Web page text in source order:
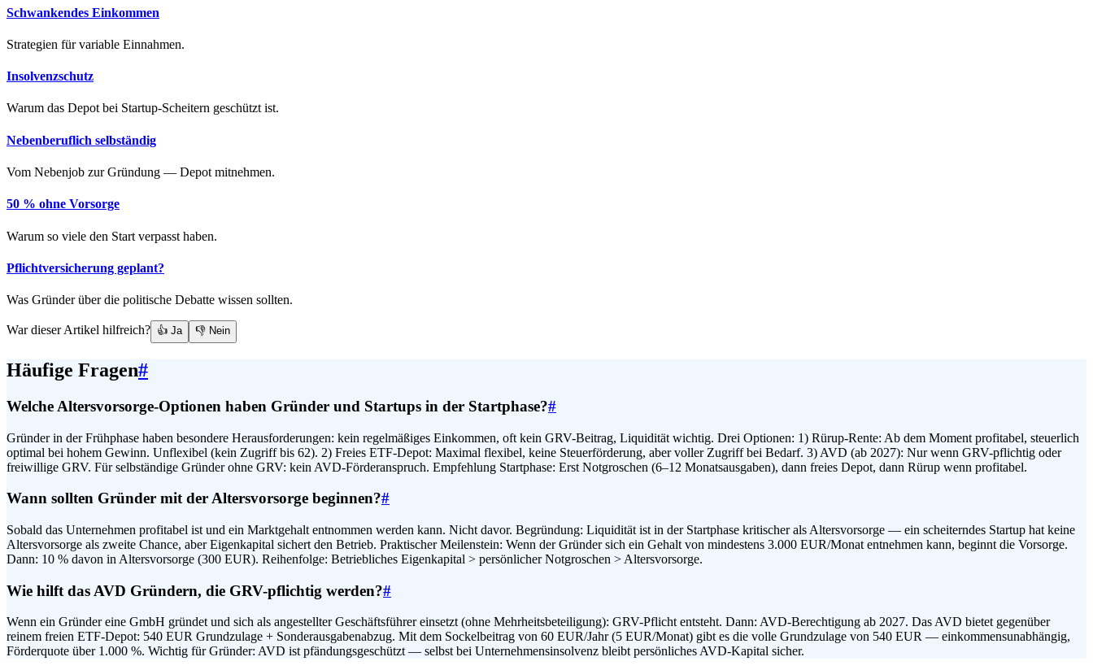
Schwankendes Einkommen
Strategien für variable Einnahmen.
Insolvenzschutz
Warum das Depot bei Startup-Scheitern geschützt ist.
Nebenberuflich selbständig
Vom Nebenjob zur Gründung — Depot mitnehmen.
50 % ohne Vorsorge
Warum so viele den Start verpasst haben.
Pflichtversicherung geplant?
Was Gründer über die politische Debatte wissen sollten.
War dieser Artikel hilfreich? 👍 Ja 👎 Nein
Häufige Fragen#
Welche Altersvorsorge-Optionen haben Gründer und Startups in der Startphase?#
Gründer in der Frühphase haben besondere Herausforderungen: kein regelmäßiges Einkommen, oft kein GRV-Beitrag, Liquidität wichtig. Drei Optionen: 1) Rürup-Rente: Ab dem Moment profitabel, steuerlich
optimal bei hohem Gewinn. Unflexibel (kein Zugriff bis 62). 2) Freies ETF-Depot: Maximal flexibel, keine Steuerförderung, aber voller Zugriff bei Bedarf. 3) AVD (ab 2027): Nur wenn GRV-pflichtig oder
freiwillige GRV. Für selbständige Gründer ohne GRV: kein AVD-Förderanspruch. Empfehlung Startphase: Erst Notgroschen (6–12 Monatsausgaben), dann freies Depot, dann Rürup wenn profitabel.
Wann sollten Gründer mit der Altersvorsorge beginnen?#
Sobald das Unternehmen profitabel ist und ein Marktgehalt entnommen werden kann. Nicht davor. Begründung: Liquidität ist in der Startphase kritischer als Altersvorsorge — ein scheiterndes Startup hat keine
Altersvorsorge als zweite Chance, aber Eigenkapital sichert den Betrieb. Praktischer Meilenstein: Wenn der Gründer sich ein Gehalt von mindestens 3.000 EUR/Monat entnehmen kann, beginnt die Vorsorge.
Dann: 10 % davon in Altersvorsorge (300 EUR). Reihenfolge: Betriebliches Eigenkapital > persönlicher Notgroschen > Altersvorsorge.
Wie hilft das AVD Gründern, die GRV-pflichtig werden?#
Wenn ein Gründer eine GmbH gründet und sich als angestellter Geschäftsführer einsetzt (ohne Mehrheitsbeteiligung): GRV-Pflicht entsteht. Dann: AVD-Berechtigung ab 2027. Das AVD bietet gegenüber
reinem freien ETF-Depot: 540 EUR Grundzulage + Sonderausgabenabzug. Mit dem Sockelbeitrag von 60 EUR/Jahr (5 EUR/Monat) gibt es die volle Grundzulage von 540 EUR — einkommensunabhängig,
Förderquote über 1.000 %. Wichtig für Gründer: AVD ist pfändungsgeschützt — selbst bei Unternehmensinsolvenz bleibt persönliches AVD-Kapital sicher.